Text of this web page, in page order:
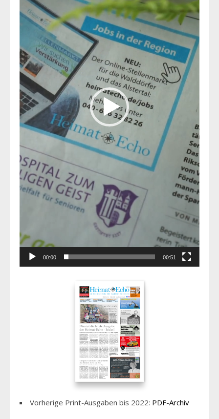
00:00 00:51
Vorherige Print-Ausgaben bis 2022: PDF-Archiv